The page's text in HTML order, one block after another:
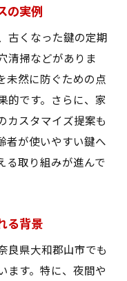
の実例
古くなった鍵の定期
清掃などがありま
未然に防ぐための点
的です。さらに、家
カスタマイズ提案も
者が使いやすい鍵へ
る取り組みが進んで
る背景
良県大和郡山市でも
ます。特に、夜間や